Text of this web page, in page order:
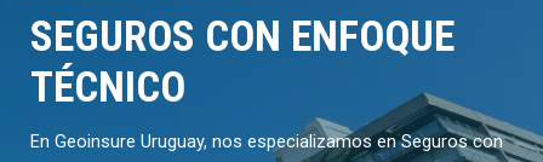
SEGUROS CON ENFOQUE
TÉCNICO
En Geoinsure Uruguay, nos especializamos en Seguros con